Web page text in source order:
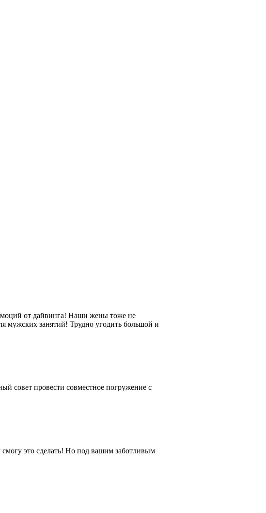
от дайвинга! Наши жены тоже не
мужских занятий! Трудно угодить большой и
совет провести совместное погружение с
это сделать! Но под вашим заботливым